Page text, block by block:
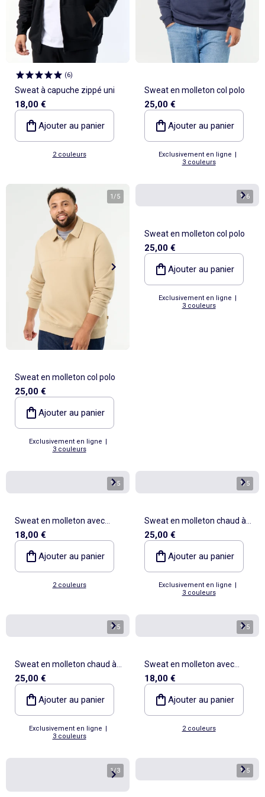
(6)
Sweat à capuche zippé uni
18,00 €
Ajouter au panier
2 couleurs
Sweat en molleton col polo
25,00 €
Ajouter au panier
Exclusivement en ligne |
3 couleurs
1/5
Sweat en molleton col polo
25,00 €
Ajouter au panier
Exclusivement en ligne |
3 couleurs
1/6
Sweat en molleton col polo
25,00 €
Ajouter au panier
Exclusivement en ligne |
3 couleurs
1/5
Sweat en molleton avec
inscription
18,00 €
Ajouter au panier
2 couleurs
1/5
Sweat en molleton chaud à
col camionneur
25,00 €
Ajouter au panier
Exclusivement en ligne |
3 couleurs
1/5
Sweat en molleton chaud à
col camionneur
25,00 €
Ajouter au panier
Exclusivement en ligne |
3 couleurs
1/5
Sweat en molleton avec
inscription
18,00 €
Ajouter au panier
2 couleurs
1/3 1/5